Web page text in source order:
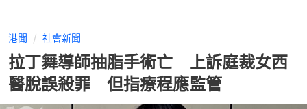
港聞 社會新聞
拉丁舞導師抽脂手術亡 上訴庭裁女西
醫脫誤殺罪 但指療程應監管